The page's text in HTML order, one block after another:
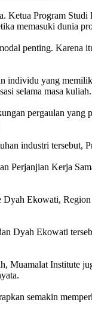
Ketua Program
memasuki dunia
penting.
individu yang
selama masa kuliah.
pergaulan
industri
Perjanjian Kerja
Ekowati,
Dyah Ekowati
Muamalat Institute
semakin